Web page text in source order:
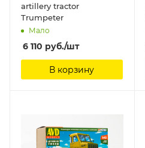
artillery tractor
Trumpeter
Мало
6 110 руб./шт
В корзину